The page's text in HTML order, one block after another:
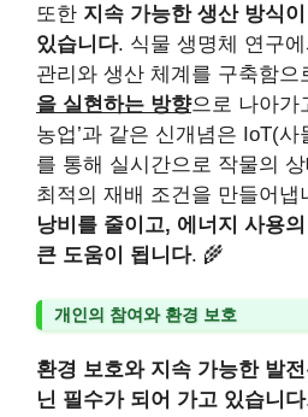
또한 지속 가능한 생산 방식
있습니다. 식물 생명체 연구
관리와 생산 체계를 구축함으
을 실현하는 방향으로 나아가
농업’과 같은 신개념은 IoT(
를 통해 실시간으로 작물의
최적의 재배 조건을 만들어냅
낭비를 줄이고, 에너지 사용
큰 도움이 됩니다. 🌾
개인의 참여와 환경 보호
환경 보호와 지속 가능한 발
닌 필수가 되어 가고 있습니다